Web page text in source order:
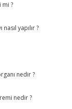
mi ?
yapılır ?
nedir ?
nedir ?